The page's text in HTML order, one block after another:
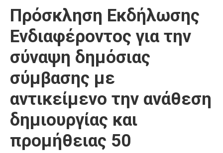
Υπηρεσίες
Επικοινωνία
Πρόσκληση Εκδήλωσης
Ενδιαφέροντος για την
σύναψη δημόσιας
σύμβασης με
αντικείμενο την ανάθεση
δημιουργίας και
προμήθειας 50